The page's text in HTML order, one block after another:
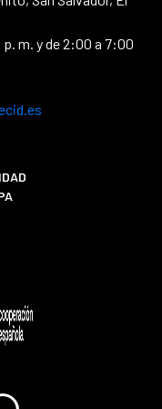
m. y de 2:00 a 7:00